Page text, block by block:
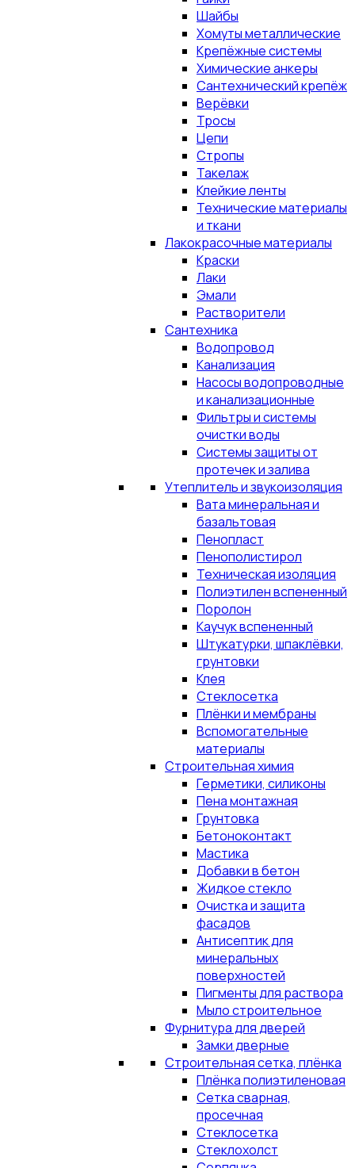
Шайбы
Хомуты металлические
Крепёжные системы
Химические анкеры
Сантехнический крепёж
Верёвки
Тросы
Цепи
Стропы
Такелаж
Клейкие ленты
Технические материалы
и ткани
Лакокрасочные материалы
Краски
Лаки
Эмали
Растворители
Сантехника
Водопровод
Канализация
Насосы водопроводные
и канализационные
Фильтры и системы
очистки воды
Системы защиты от
протечек и залива
Утеплитель и звукоизоляция
Вата минеральная и
базальтовая
Пенопласт
Пенополистирол
Техническая изоляция
Полиэтилен вспененный
Поролон
Каучук вспененный
Штукатурки, шпаклёвки,
грунтовки
Клея
Стеклосетка
Плёнки и мембраны
Вспомогательные
материалы
Строительная химия
Герметики, силиконы
Пена монтажная
Грунтовка
Бетоноконтакт
Мастика
Добавки в бетон
Жидкое стекло
Очистка и защита
фасадов
Антисептик для
минеральных
поверхностей
Пигменты для раствора
Мыло строительное
Фурнитура для дверей
Замки дверные
Строительная сетка, плёнка
Плёнка полиэтиленовая
Сетка сварная,
просечная
Стеклосетка
Стеклохолст